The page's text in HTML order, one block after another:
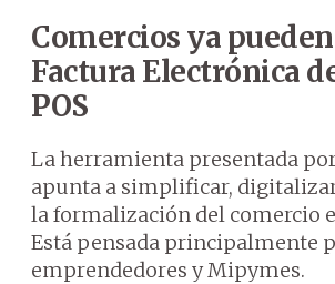
Comercios ya
Factura Electrónica
POS
La herramienta presentada
apunta a simplificar,
la formalización del comercio
Está pensada principalmente
emprendedores y Mipymes.